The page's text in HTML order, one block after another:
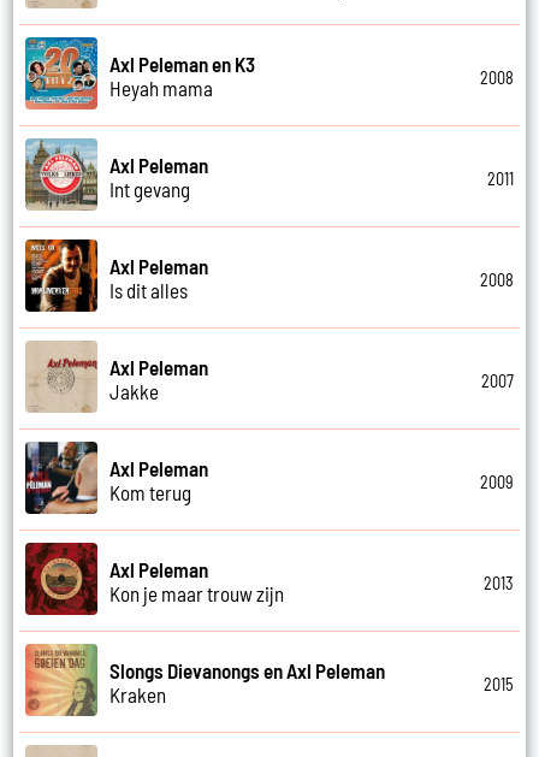
Axl Peleman en K3
Heyah mama
2008
Axl Peleman
Int gevang
2011
Axl Peleman
Is dit alles
2008
Axl Peleman
Jakke
2007
Axl Peleman
Kom terug
2009
Axl Peleman
Kon je maar trouw zijn
2013
Slongs Dievanongs en Axl Peleman
Kraken
2015